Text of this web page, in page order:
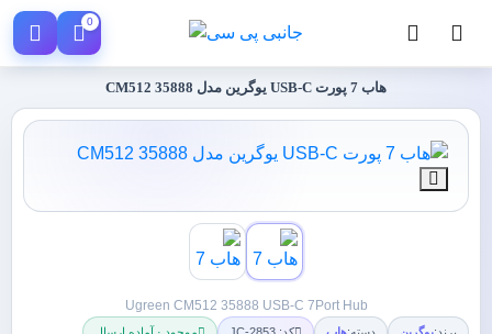
0
هاب 7 پورت USB-C یوگرین مدل CM512 35888
Ugreen CM512 35888 USB-C 7Port Hub